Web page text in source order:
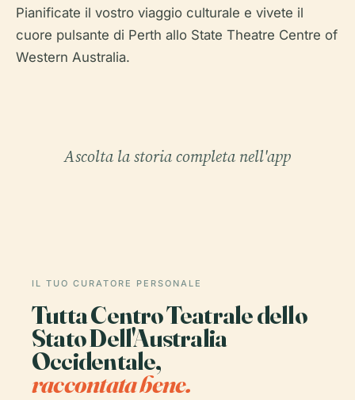
Pianificate il vostro viaggio culturale e vivete il
cuore pulsante di Perth allo State Theatre Centre of
Western Australia.
Ascolta la storia completa nell'app
IL TUO CURATORE PERSONALE
Tutta Centro Teatrale dello
Stato Dell'Australia
Occidentale,
raccontata bene.